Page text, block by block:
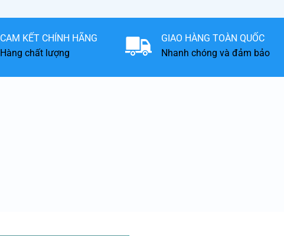
CAM KẾT CHÍNH HÃNG
Hàng chất lượng
GIAO HÀNG TOÀN QUỐC
Nhanh chóng và đảm bảo